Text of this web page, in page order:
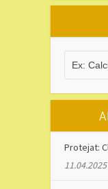
Protejat:
11.04.2025